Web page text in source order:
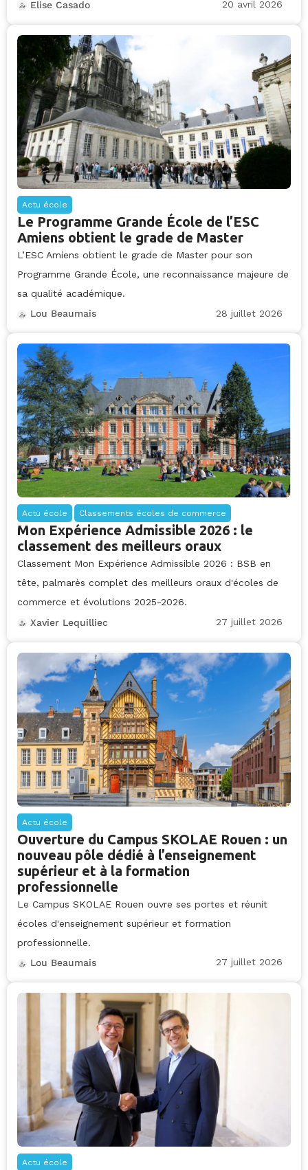
Elise Casado 20 avril 2026
Actu école
Le Programme Grande École de l’ESC
Amiens obtient le grade de Master
L’ESC Amiens obtient le grade de Master pour son
Programme Grande École, une reconnaissance majeure de
sa qualité académique.
Lou Beaumais
28 juillet 2026
Actu école Classements écoles de commerce
Mon Expérience Admissible 2026 : le
classement des meilleurs oraux
Classement Mon Expérience Admissible 2026 : BSB en
tête, palmarès complet des meilleurs oraux d'écoles de
commerce et évolutions 2025-2026.
Xavier Lequilliec
27 juillet 2026
Actu école
Ouverture du Campus SKOLAE Rouen : un
nouveau pôle dédié à l’enseignement
supérieur et à la formation
professionnelle
Le Campus SKOLAE Rouen ouvre ses portes et réunit
écoles d'enseignement supérieur et formation
professionnelle.
Lou Beaumais
27 juillet 2026
Actu école